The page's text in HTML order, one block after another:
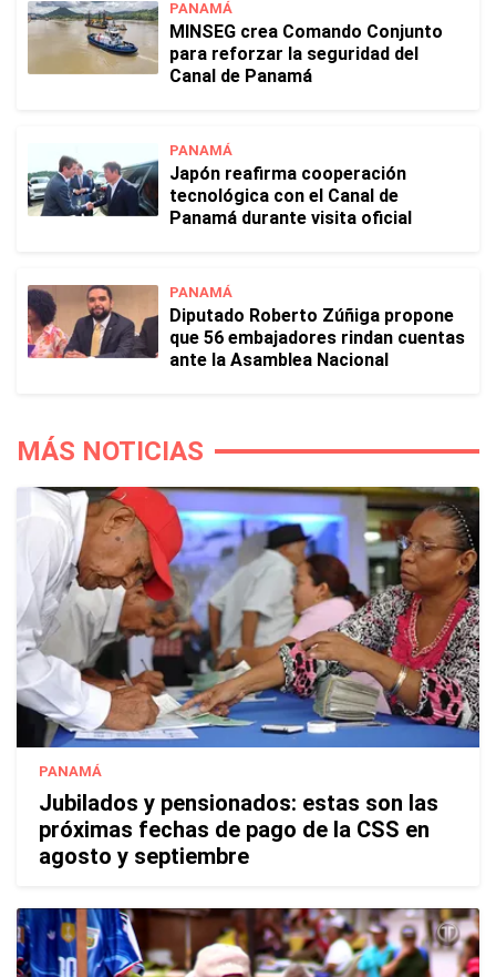
PANAMÁ
MINSEG crea Comando Conjunto
para reforzar la seguridad del
Canal de Panamá
PANAMÁ
Japón reafirma cooperación
tecnológica con el Canal de
Panamá durante visita oficial
PANAMÁ
Diputado Roberto Zúñiga propone
que 56 embajadores rindan cuentas
ante la Asamblea Nacional
MÁS NOTICIAS
PANAMÁ
Jubilados y pensionados: estas son las
próximas fechas de pago de la CSS en
agosto y septiembre